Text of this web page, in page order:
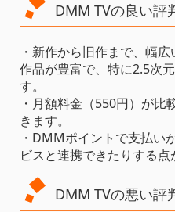
DMM TVの良い評
・新作から旧作まで、幅
作品が豊富で、特に2.5次
す。
・月額料金（550円）が
きます。
・DMMポイントで支払い
ビスと連携できたりする点
DMM TVの悪い評